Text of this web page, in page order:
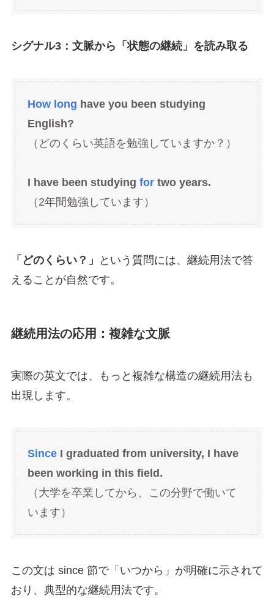
シグナル3：文脈から「状態の継続」を読み取る
How long have you been studying
English?
（どのくらい英語を勉強していますか？）
I have been studying fortwo years.
（2年間勉強しています）
「どのくらい？」
という質問には、継続用法で答
えることが自然です。
継続用法の応用：複雑な文脈
実際の英文では、もっと複雑な構造の継続用法も
出現します。
SinceI graduated from university, I have
been working in this field.
（大学を卒業してから、この分野で働いて
います）
この文は since 節で「いつから」が明確に示されて
おり、典型的な継続用法です。